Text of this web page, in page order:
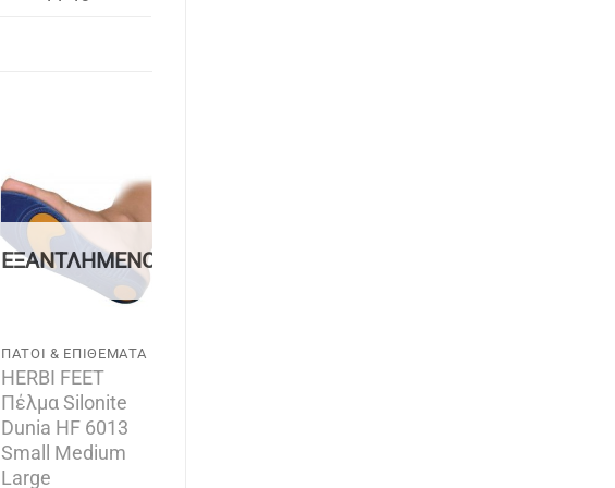
Add to
wishlist
ΕΞΑΝΤΛΗΜΈΝΟ
ΠΆΤΟΙ & ΕΠΙΘΈΜΑΤΑ
HERBI FEET
Πέλμα Silonite
Dunia HF 6013
Small Medium
Large